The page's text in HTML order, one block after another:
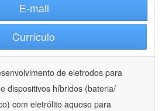
E-mail
Currículo
de eletrodos para
dispositivos híbridos (bateria/
com eletrólito aquoso para